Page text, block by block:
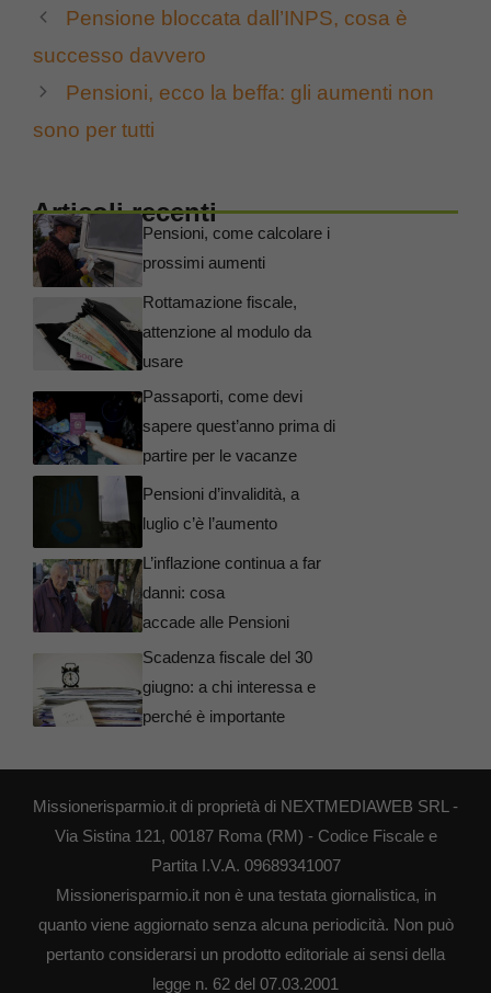
Pensione bloccata dall’INPS, cosa è
successo davvero
Pensioni, ecco la beffa: gli aumenti non
sono per tutti
Articoli recenti
Pensioni, come calcolare i
prossimi aumenti
Rottamazione fiscale,
attenzione al modulo da
usare
Passaporti, come devi
sapere quest’anno prima di
partire per le vacanze
Pensioni d’invalidità, a
luglio c’è l’aumento
L’inflazione continua a far
danni: cosa
accade alle Pensioni
Scadenza fiscale del 30
giugno: a chi interessa e
perché è importante
Missionerisparmio.it di proprietà di NEXTMEDIAWEB SRL -
Via Sistina 121, 00187 Roma (RM) - Codice Fiscale e
Partita I.V.A. 09689341007
Missionerisparmio.it non è una testata giornalistica, in
quanto viene aggiornato senza alcuna periodicità. Non può
pertanto considerarsi un prodotto editoriale ai sensi della
legge n. 62 del 07.03.2001